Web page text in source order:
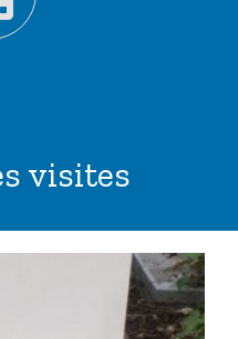
visites